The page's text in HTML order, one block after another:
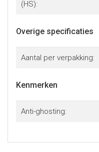
(HS):
Overige specificaties
Aantal per verpakking:
Kenmerken
Anti-ghosting: